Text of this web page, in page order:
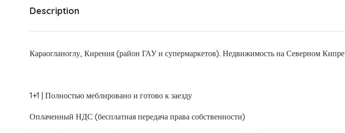
Description
Караогланоглу, Кирения (район ГАУ и супермаркетов). Недвижимость на Северном Кипре
1+1 | Полностью меблировано и готово к заезду
Оплаченный НДС (бесплатная передача права собственности)